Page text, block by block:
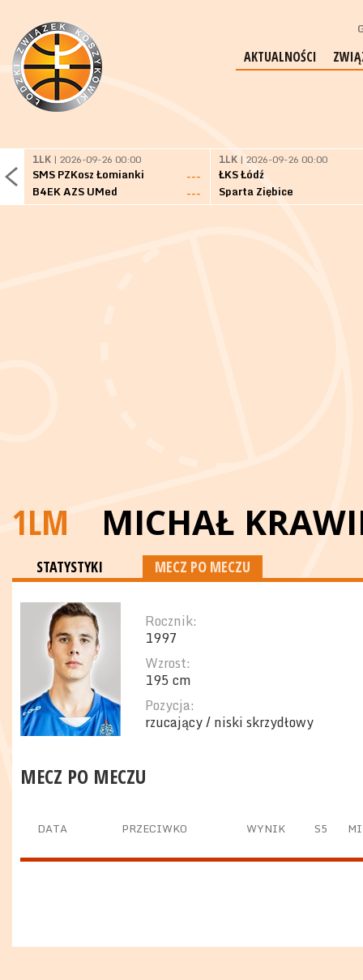
AKTUALNOŚCI
1LK | 2026-09-26 00:00
SMS PZKosz Łomianki
---
B4EK AZS UMed
---
1LK | 2026-09-26 00:00
ŁKS Łódź
Sparta Ziębice
1LM MICHAŁ
STATYSTYKI MECZ PO MECZU
Rocznik:
1997
Wzrost:
195 cm
Pozycja:
rzucający / niski skrzydłowy
MECZ PO MECZU
DATA PRZECIWKO WYNIK S5